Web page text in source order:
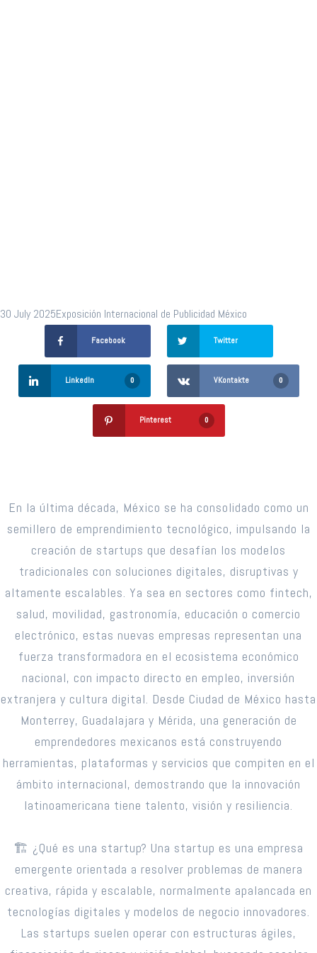
30 July 2025Exposición Internacional de Publicidad México
Facebook Twitter
LinkedIn 0 VKontakte 0
Pinterest 0
En la última década, México se ha consolidado como un
semillero de emprendimiento tecnológico, impulsando la
creación de startups que desafían los modelos
tradicionales con soluciones digitales, disruptivas y
altamente escalables. Ya sea en sectores como fintech,
salud, movilidad, gastronomía, educación o comercio
electrónico, estas nuevas empresas representan una
fuerza transformadora en el ecosistema económico
nacional, con impacto directo en empleo, inversión
extranjera y cultura digital. Desde Ciudad de México hasta
Monterrey, Guadalajara y Mérida, una generación de
emprendedores mexicanos está construyendo
herramientas, plataformas y servicios que compiten en el
ámbito internacional, demostrando que la innovación
latinoamericana tiene talento, visión y resiliencia.
🏗️ ¿Qué es una startup? Una startup es una empresa
emergente orientada a resolver problemas de manera
creativa, rápida y escalable, normalmente apalancada en
tecnologías digitales y modelos de negocio innovadores.
Las startups suelen operar con estructuras ágiles,